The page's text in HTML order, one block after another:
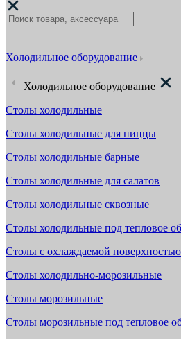
Холодильное оборудование
Холодильное оборудование
Столы холодильные
Столы холодильные для пиццы
Столы холодильные барные
Столы холодильные для салатов
Столы холодильные сквозные
Столы холодильные под тепловое
Столы с охлаждаемой поверхностью
Столы холодильно-морозильные
Столы морозильные
Столы морозильные под тепловое